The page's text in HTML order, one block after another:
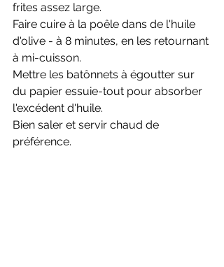
frites assez large.
Faire cuire à la poêle dans de l'huile
d'olive - à 8 minutes, en les retournant
à mi-cuisson.
Mettre les batônnets à égoutter sur
du papier essuie-tout pour absorber
l'excédent d'huile.
Bien saler et servir chaud de
préférence.